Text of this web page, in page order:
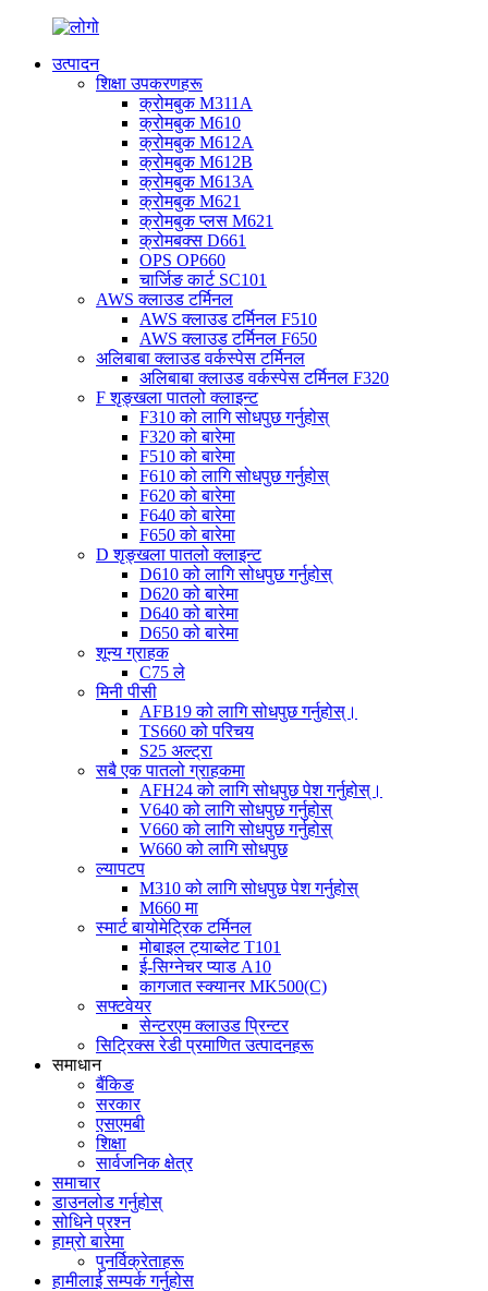
उत्पादन
शिक्षा उपकरणहरू
क्रोमबुक M311A
क्रोमबुक M610
क्रोमबुक M612A
क्रोमबुक M612B
क्रोमबुक M613A
क्रोमबुक M621
क्रोमबुक प्लस M621
क्रोमबक्स D661
OPS OP660
चार्जिङ कार्ट SC101
AWS क्लाउड टर्मिनल
AWS क्लाउड टर्मिनल F510
AWS क्लाउड टर्मिनल F650
अलिबाबा क्लाउड वर्कस्पेस टर्मिनल
अलिबाबा क्लाउड वर्कस्पेस टर्मिनल F320
F शृङ्खला पातलो क्लाइन्ट
F310 को लागि सोधपुछ गर्नुहोस्
F320 को बारेमा
F510 को बारेमा
F610 को लागि सोधपुछ गर्नुहोस्
F620 को बारेमा
F640 को बारेमा
F650 को बारेमा
D शृङ्खला पातलो क्लाइन्ट
D610 को लागि सोधपुछ गर्नुहोस्
D620 को बारेमा
D640 को बारेमा
D650 को बारेमा
शून्य ग्राहक
C75 ले
मिनी पीसी
AFB19 को लागि सोधपुछ गर्नुहोस्।
TS660 को परिचय
S25 अल्ट्रा
सबै एक पातलो ग्राहकमा
AFH24 को लागि सोधपुछ पेश गर्नुहोस्।
V640 को लागि सोधपुछ गर्नुहोस्
V660 को लागि सोधपुछ गर्नुहोस्
W660 को लागि सोधपुछ
ल्यापटप
M310 को लागि सोधपुछ पेश गर्नुहोस्
M660 मा
स्मार्ट बायोमेट्रिक टर्मिनल
मोबाइल ट्याब्लेट T101
ई-सिग्नेचर प्याड A10
कागजात स्क्यानर MK500(C)
सफ्टवेयर
सेन्टरएम क्लाउड प्रिन्टर
सिट्रिक्स रेडी प्रमाणित उत्पादनहरू
समाधान
बैंकिङ
सरकार
एसएमबी
शिक्षा
सार्वजनिक क्षेत्र
समाचार
डाउनलोड गर्नुहोस्
सोधिने प्रश्न
हाम्रो बारेमा
पुनर्विक्रेताहरू
हामीलाई सम्पर्क गर्नुहोस